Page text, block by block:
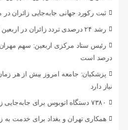
ثبت رکورد جهانی جابه‌جایی زائران در
رشد ۲۴ درصدی تردد زائران در اربعین از مرز مهران
درصد است
پزشکیان: جامعه امروز بیش از هر
نیاز دارد
۷۳۸۰ دستگاه اتوبوس برای جابه‌جایی زائران اربعین به‌ کارگیری شد
همکاری تهران و بغداد برای خدمت به